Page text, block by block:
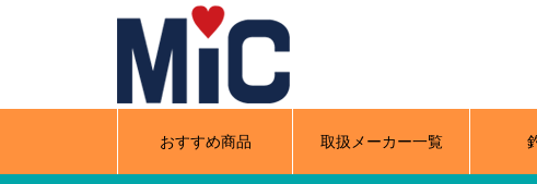
おすすめ商品 取扱メーカー一覧